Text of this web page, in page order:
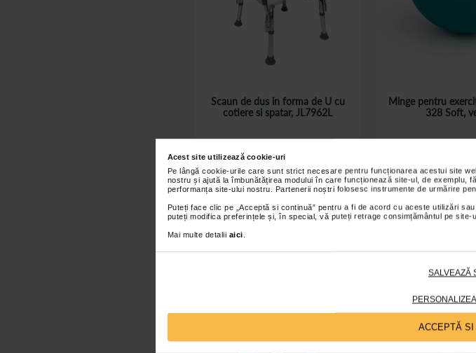
Acest site utilizează cookie-uri
Pe lângă cookie-urile care sunt strict necesare pentru funcționarea acestui site
nostru și ajută la îmbunătățirea modului în care funcționează site-ul, de exemplu,
performanța site-ului nostru. Partenerii noștri folosesc instrumente de urmărire
Puteți face clic pe „Acceptă si continuă” pentru a fi de acord cu aceste utilizări
puteți modifica preferințele și, în special, vă puteți retrage consimțământul pe site-
Mai multe detalii aici
SALVEAZĂ
ACCEPTĂ SI
Scaun de dus in forma de U cu
cotiere si spatar, JL7962L
285,00 Lei
Adaugă în coș
Minge pentru
328 Soft,
Adaugă